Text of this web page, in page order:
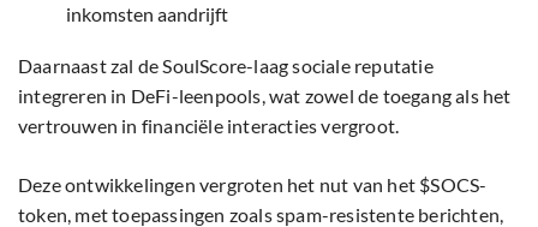
inkomsten aandrijft
Daarnaast zal de SoulScore-laag sociale reputatie
integreren in DeFi-leenpools, wat zowel de toegang als het
vertrouwen in financiële interacties vergroot.
Deze ontwikkelingen vergroten het nut van het $SOCS-
token, met toepassingen zoals spam-resistente berichten,